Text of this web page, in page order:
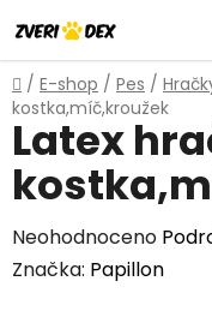
na
obsah
Domů
/ E-shop / Pes /
kostka,míč,kroužek
Latex
Průměrné
hodnocení
Neohodnoceno
Značka: Papillon